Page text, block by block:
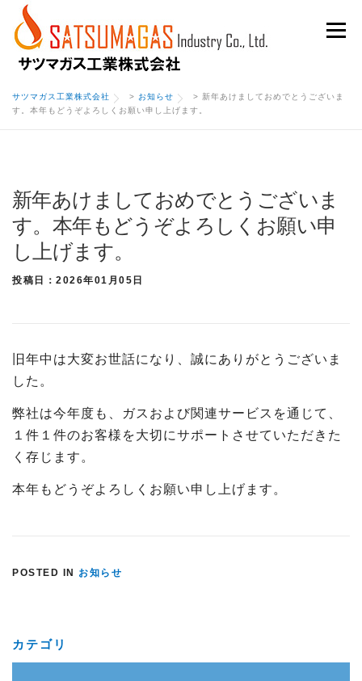
Skip
content
Menu
サツマガス工業株式会社 > お知らせ > 新年あけましておめでとうございま
す。本年もどうぞよろしくお願い申し上げます。
新年あけましておめでとうございま
す。本年もどうぞよろしくお願い申
し上げます。
投稿日：2026年01月05日
旧年中は大変お世話になり、誠にありがとうございま
した。
弊社は今年度も、ガスおよび関連サービスを通じて、
１件１件のお客様を大切にサポートさせていただきた
く存じます。
本年もどうぞよろしくお願い申し上げます。
POSTED IN お知らせ
カテゴリ